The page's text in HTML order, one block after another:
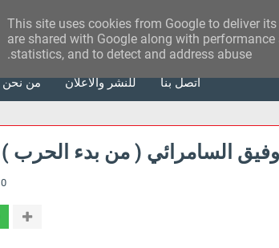
من نحن للنشر والاعلان أتصل بنا
السامرائي ( من بدء الحرب )
0 تعليقات
This site uses cookies from Google to deliver
are shared with Google along with
statistics, and to detect and address abuse.